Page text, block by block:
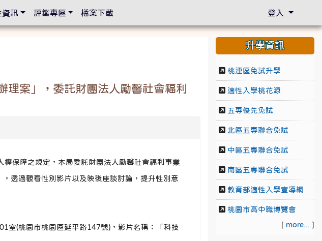
理案」，委託財團法人勵馨社會福利
保障之規定，本局委託財團法人勵馨社會福利事業
透過觀看性別影片以及映後座談討論，提升性別意
室(桃園市桃園區延平路147號)，影片名稱：「科技
升學資訊
桃連區免試升學
適性入學桃花源
五專優先免試
北區五專聯合免試
中區五專聯合免試
南區五專聯合免試
教育部適性入學宣導網
桃園市高中職博覽會
[ more... ]
資訊 評鑑專區 檔案下載 登入